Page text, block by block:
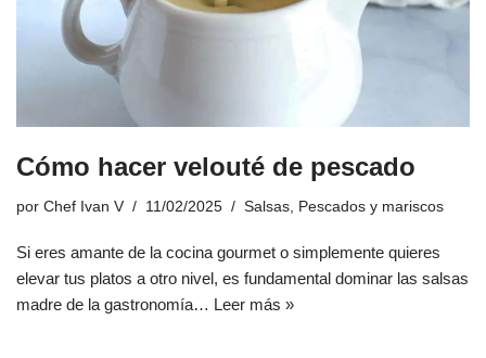
Cómo hacer velouté de pescado
por Chef Ivan V 11/02/2025 Salsas, Pescados y mariscos
Si eres amante de la cocina gourmet o simplemente quieres
elevar tus platos a otro nivel, es fundamental dominar las salsas
madre de la gastronomía… Leer más »